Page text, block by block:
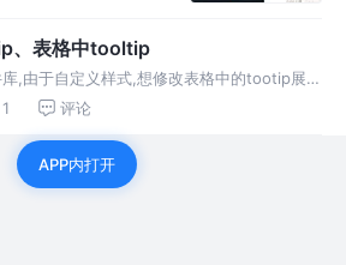
、表格中tooltip
,由于自定义样式,想修改表格中的tootip展
猜想肯定类名不对问题,通过去浏览器调试发
示 如何解决:
1 评论
APP内打开